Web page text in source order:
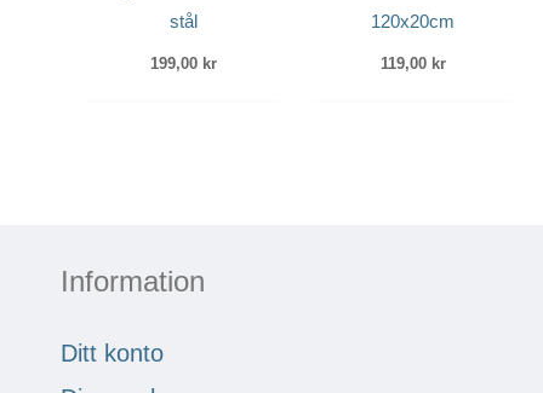
stål
199,00 kr
120x20cm
119,00 kr
Information
Ditt konto